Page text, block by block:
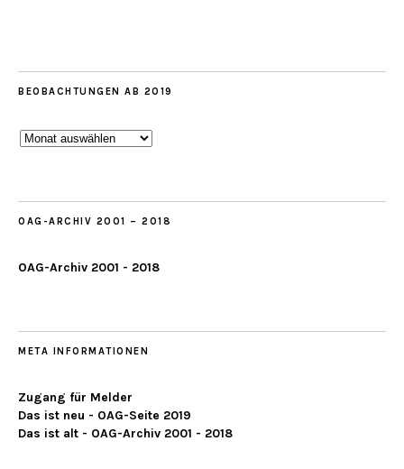
BEOBACHTUNGEN AB 2019
Beobachtungen
OAG-ARCHIV 2001 – 2018
OAG-Archiv 2001 - 2018
META INFORMATIONEN
Zugang für Melder
Das ist neu - OAG-Seite 2019
Das ist alt - OAG-Archiv 2001 - 2018